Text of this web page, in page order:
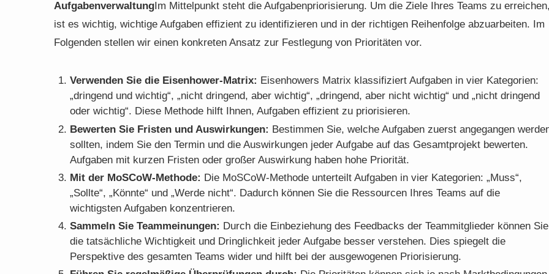
Aufgabenverwaltung Im Mittelpunkt steht die Aufgabenpriorisierung. Um die Ziele Ihres Teams zu
ist es wichtig, wichtige Aufgaben effizient zu identifizieren und in der richtigen Reihenfolge abzuarbeiten. Im
Folgenden stellen wir einen konkreten Ansatz zur Festlegung von Prioritäten vor.
Verwenden Sie die Eisenhower-Matrix: Eisenhowers Matrix klassifiziert Aufgaben in vier Kategorien:
„dringend und wichtig“, „nicht dringend, aber wichtig“, „dringend, aber nicht wichtig“ und „nicht dringend
oder wichtig“. Diese Methode hilft Ihnen, Aufgaben effizient zu priorisieren.
Bewerten Sie Fristen und Auswirkungen: Bestimmen Sie, welche Aufgaben zuerst angegangen
sollten, indem Sie den Termin und die Auswirkungen jeder Aufgabe auf das Gesamtprojekt bewerten.
Aufgaben mit kurzen Fristen oder großer Auswirkung haben hohe Priorität.
Mit der MoSCoW-Methode: Die MoSCoW-Methode unterteilt Aufgaben in vier Kategorien: „Muss“,
„Sollte“, „Könnte“ und „Werde nicht“. Dadurch können Sie die Ressourcen Ihres Teams auf die
wichtigsten Aufgaben konzentrieren.
Sammeln Sie Teammeinungen: Durch die Einbeziehung des Feedbacks der Teammitglieder können Sie
die tatsächliche Wichtigkeit und Dringlichkeit jeder Aufgabe besser verstehen. Dies spiegelt die
Perspektive des gesamten Teams wider und hilft bei der ausgewogenen Priorisierung.